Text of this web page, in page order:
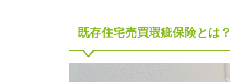
既存住宅売買瑕疵保険とは？